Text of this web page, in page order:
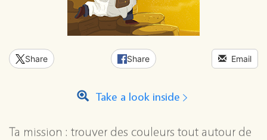
Share Share Email
Take a look inside
Ta mission : trouver des couleurs tout autour de